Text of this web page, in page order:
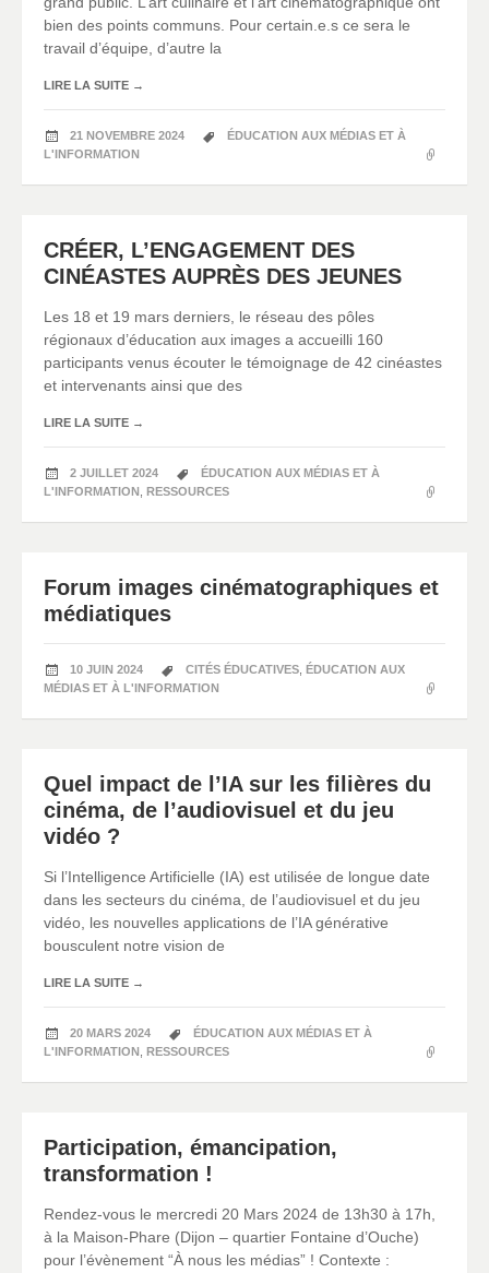
bien des points communs. Pour certain.e.s ce sera le
travail d’équipe, d’autre la
LIRE LA SUITE →
21 NOVEMBRE 2024
ÉDUCATION AUX MÉDIAS ET À
L'INFORMATION
CRÉER, L’ENGAGEMENT DES
CINÉASTES AUPRÈS DES JEUNES
Les 18 et 19 mars derniers, le réseau des pôles
régionaux d’éducation aux images a accueilli 160
participants venus écouter le témoignage de 42 cinéastes
et intervenants ainsi que des
LIRE LA SUITE →
2 JUILLET 2024
ÉDUCATION AUX MÉDIAS ET À
L'INFORMATION RESSOURCES
Forum images cinématographiques et
médiatiques
10 JUIN 2024 CITÉS ÉDUCATIVES ÉDUCATION AUX
MÉDIAS ET À L'INFORMATION
Quel impact de l’IA sur les filières du
cinéma, de l’audiovisuel et du jeu
vidéo ?
Si l’Intelligence Artificielle (IA) est utilisée de longue date
dans les secteurs du cinéma, de l’audiovisuel et du jeu
vidéo, les nouvelles applications de l’IA générative
bousculent notre vision de
LIRE LA SUITE →
20 MARS 2024
ÉDUCATION AUX MÉDIAS ET À
L'INFORMATION RESSOURCES
Participation, émancipation,
transformation !
Rendez-vous le mercredi 20 Mars 2024 de 13h30 à 17h,
à la Maison-Phare (Dijon – quartier Fontaine d’Ouche)
pour l’évènement “À nous les médias” ! Contexte :